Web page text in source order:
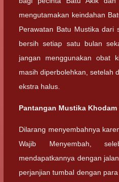
mengutamakan keindahan
Perawatan Batu Mustika dari
bersih setiap satu bulan
jangan menggunakan obat
masih diperbolehkan, setelah
ekstra halus.
Pantangan Mustika
Dilarang menyembahnya
Wajib Menyembah,
mendapatkannya dengan
perjanjian tumbal dengan